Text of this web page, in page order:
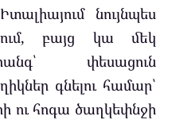
նույնպես
բայց կա մեկ
փեսացուն
գնելու համար՝
ու հոգա ծաղկեփնջի